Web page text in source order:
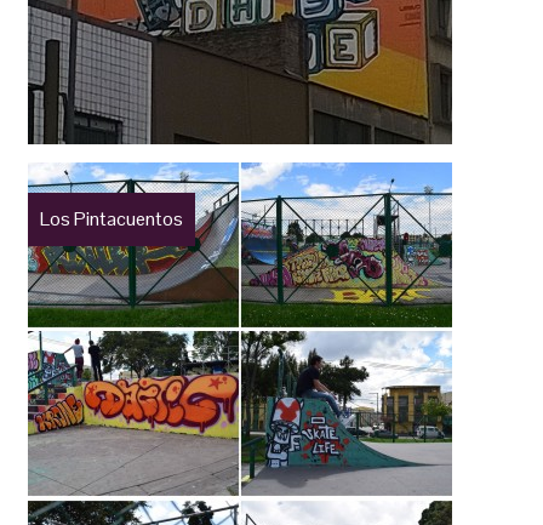
Los Pintacuentos